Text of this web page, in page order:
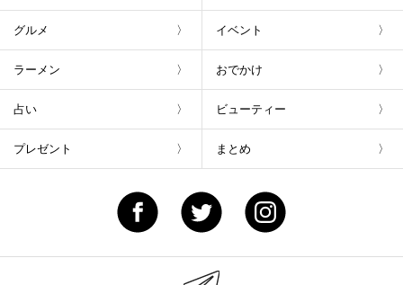
グルメ イベント
ラーメン おでかけ
占い ビューティー
プレゼント まとめ